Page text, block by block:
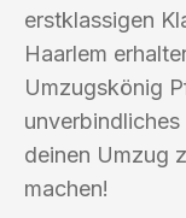
erstklassigen
Haarlem
Umzugskönig
deinen Umzug
machen!